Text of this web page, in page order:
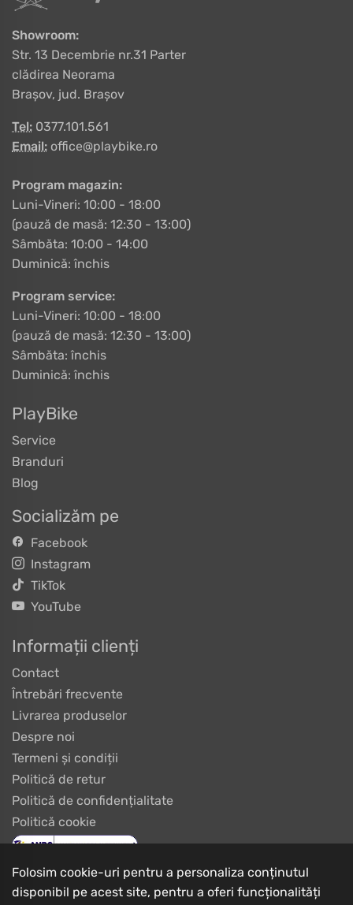
Showroom:
Str. 13 Decembrie nr.31 Parter
clădirea Neorama
Brașov, jud. Brașov
Tel: 0377.101.561
Email: office@playbike.ro
Program magazin:
Luni-Vineri: 10:00 - 18:00
(pauză de masă: 12:30 - 13:00)
Sâmbăta: 10:00 - 14:00
Duminică: închis
Program service:
Luni-Vineri: 10:00 - 18:00
(pauză de masă: 12:30 - 13:00)
Sâmbăta: închis
Duminică: închis
PlayBike
Service
Branduri
Blog
Socializăm pe
Facebook
Instagram
TikTok
YouTube
Informații clienți
Contact
Întrebări frecvente
Livrarea produselor
Despre noi
Termeni și condiții
Politică de retur
Politică de confidențialitate
Politică cookie
Folosim cookie-uri pentru a personaliza conținutul
disponibil pe acest site, pentru a oferi funcționalități